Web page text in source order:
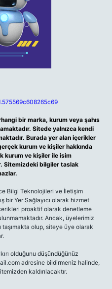
bir marka, kurum veya şahıs
Sitede yalnızca kendi
Burada yer alan içerikler
kurum ve kişiler hakkında
kurum ve kişiler ile isim
Sitemizdeki bilgiler taslak
Bilgi Teknolojileri ve İletişim
bir Yer Sağlayıcı olarak hizmet
proaktif olarak denetleme
Ancak, üyelerimiz
olup, siteye üye olarak
olduğunu düşündüğünüz
adresine bildirmeniz halinde,
kaldırılacaktır.